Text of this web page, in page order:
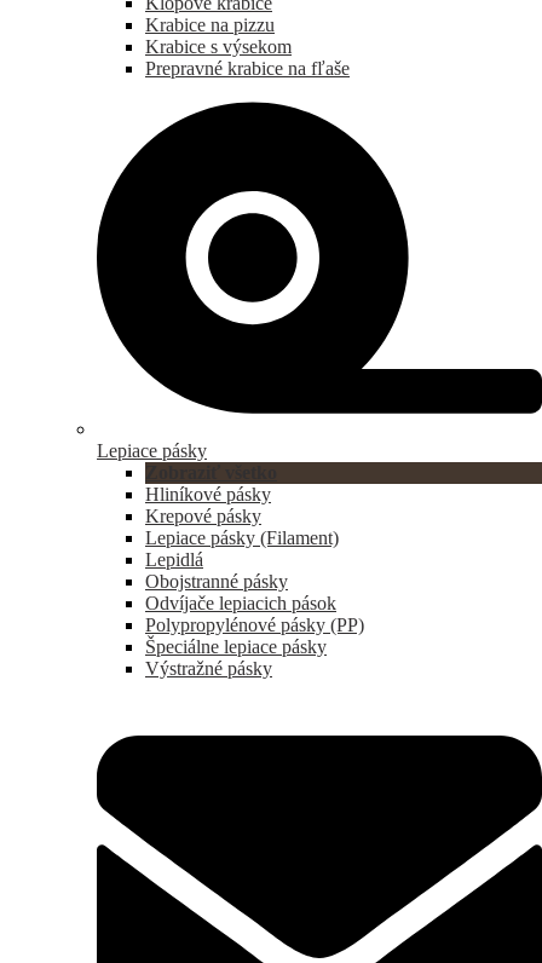
Krabice na pizzu
Krabice s výsekom
Prepravné krabice na fľaše
Lepiace pásky
Hliníkové pásky
Krepové pásky
Lepiace pásky (Filament)
Lepidlá
Obojstranné pásky
Odvíjače lepiacich pások
Polypropylénové pásky (PP)
Špeciálne lepiace pásky
Výstražné pásky